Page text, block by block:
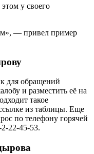
у своего
— привел пример
для обращений
и разместить её на
такое
из таблицы. Еще
по телефону горячей
22-45-53.